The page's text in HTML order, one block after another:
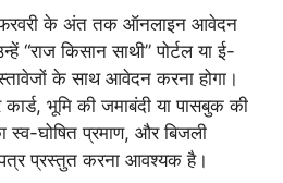
के अंत तक ऑनलाइन आवेदन
किसान साथी” पोर्टल या ई-
के साथ आवेदन करना होगा।
भूमि की जमाबंदी या पासबुक की
स्व-घोषित प्रमाण, और बिजली
प्रस्तुत करना आवश्यक है।